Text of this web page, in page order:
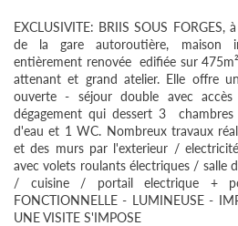
EXCLUSIVITE: BRIIS SOUS
de la gare autoroutière, maison
entièrement renovée edifiée sur
attenant et grand atelier. Elle offre
ouverte - séjour double avec
dégagement qui dessert 3
d'eau et 1 WC. Nombreux travaux
et des murs par l'exterieur /
avec volets roulants électriques / salle
/ cuisine / portail electrique +
FONCTIONNELLE - LUMINEUSE -
UNE VISITE S'IMPOSE